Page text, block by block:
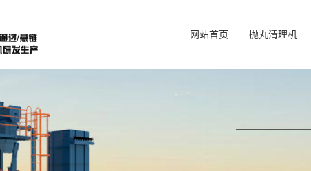
网站首页 抛丸清理机